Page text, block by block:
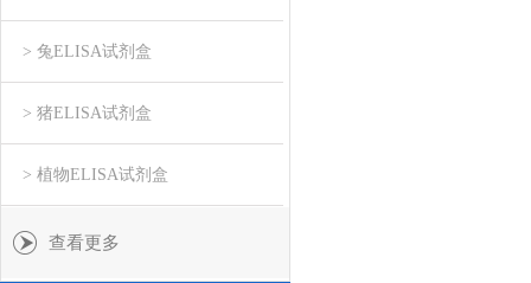
> 兔ELISA试剂盒
> 猪ELISA试剂盒
> 植物ELISA试剂盒
查看更多